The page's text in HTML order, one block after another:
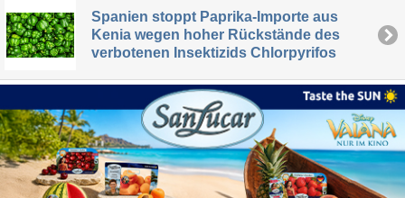
Spanien stoppt Paprika-Importe aus
Kenia wegen hoher Rückstände des
verbotenen Insektizids Chlorpyrifos